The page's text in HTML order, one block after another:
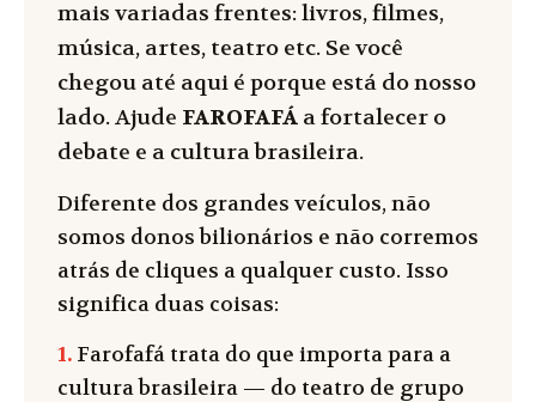
mais variadas frentes: livros, filmes,
música, artes, teatro etc. Se você
chegou até aqui é porque está do nosso
lado. Ajude FAROFAFÁ a fortalecer o
debate e a cultura brasileira.
Diferente dos grandes veículos, não
somos donos bilionários e não corremos
atrás de cliques a qualquer custo. Isso
significa duas coisas:
1. Farofafá trata do que importa para a
cultura brasileira — do teatro de grupo